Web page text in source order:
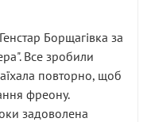
Борщагівка за
Все зробили
повторно, щоб
фреону.
задоволена